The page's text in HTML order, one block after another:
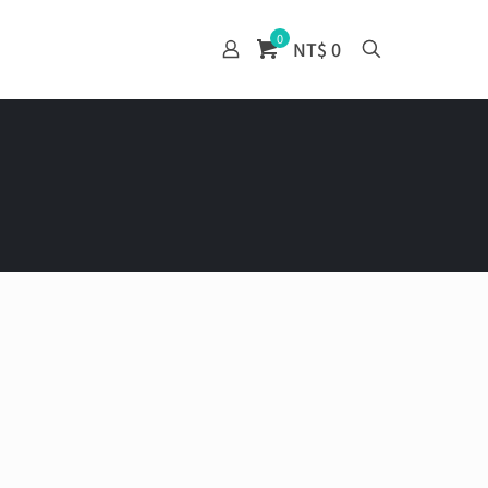
0 NT$ 0